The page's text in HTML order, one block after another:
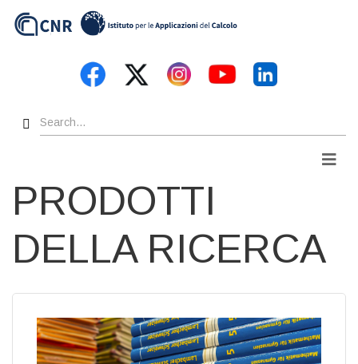
Search
PRODOTTI
DELLA RICERCA